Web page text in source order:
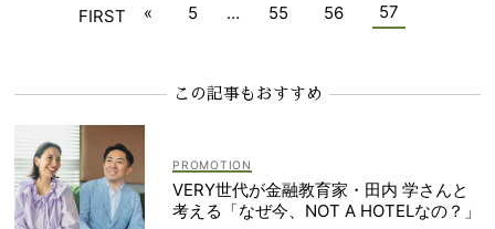
FIRST « 5 … 55 56 57
この記事もおすすめ
VERY世代が金融教育家・田内 学さんと
考える「なぜ今、NOT A HOTELなの？」